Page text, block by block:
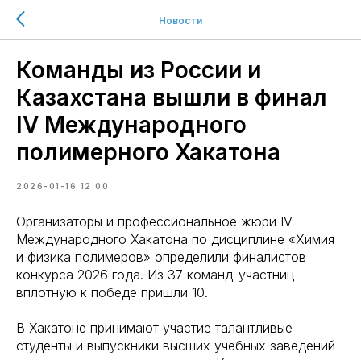
Новости
Команды из России и
Казахстана вышли в финал
IV Международного
полимерного Хакатона
2026-01-16 12:00
Организаторы и профессиональное жюри IV
Международного Хакатона по дисциплине «Химия
и физика полимеров» определили финалистов
конкурса 2026 года. Из 37 команд-участниц
вплотную к победе пришли 10.
В Хакатоне принимают участие талантливые
студенты и выпускники высших учебных заведений